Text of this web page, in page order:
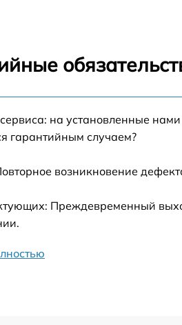
дальнометра и
логики
управления
питания
сервиса: на установленные
гарантийным случаем?
возникновение
Преждевременный